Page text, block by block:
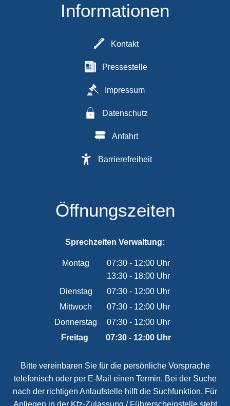
Informationen
Kontakt
Pressestelle
Impressum
Datenschutz
Anfahrt
Barrierefreiheit
Öffnungszeiten
Sprechzeiten Verwaltung:
Montag 07:30- 12:00Uhr
Von 07:30 bis 12:00 Uhr
13:30- 18:00Uhr
Von 13:30 bis 18:00 Uhr
Dienstag 07:30- 12:00Uhr
Von 07:30 bis 12:00 Uhr
Mittwoch 07:30- 12:00Uhr
Von 07:30 bis 12:00 Uhr
Donnerstag 07:30- 12:00Uhr
Von 07:30 bis 12:00 Uhr
Freitag 07:30- 12:00Uhr
Bitte vereinbaren Sie für die persönliche Vorsprache
telefonisch oder per E-Mail einen Termin. Bei der Suche
nach der richtigen Anlaufstelle hilft die Suchfunktion. Für
Anliegen in der Kfz-Zulassung / Führerscheinstelle steht